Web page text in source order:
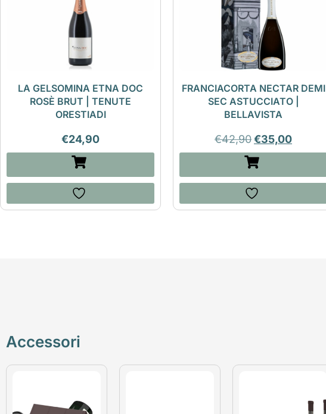
LA GELSOMINA ETNA DOC
ROSÈ BRUT | TENUTE
ORESTIADI
€24,90
FRANCIACORTA NECTAR DEMI
SEC ASTUCCIATO |
BELLAVISTA
€42,90€35,00
Accessori